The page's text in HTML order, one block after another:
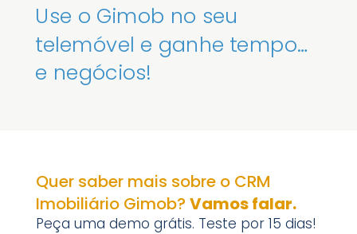
Use o Gimob no seu
telemóvel e ganhe tempo…
e negócios!
Quer saber mais sobre o CRM
Imobiliário Gimob? Vamos falar.
Peça uma demo grátis. Teste por 15 dias!